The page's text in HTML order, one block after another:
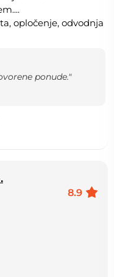
opločenje, odvodnja
ponude."
8.9